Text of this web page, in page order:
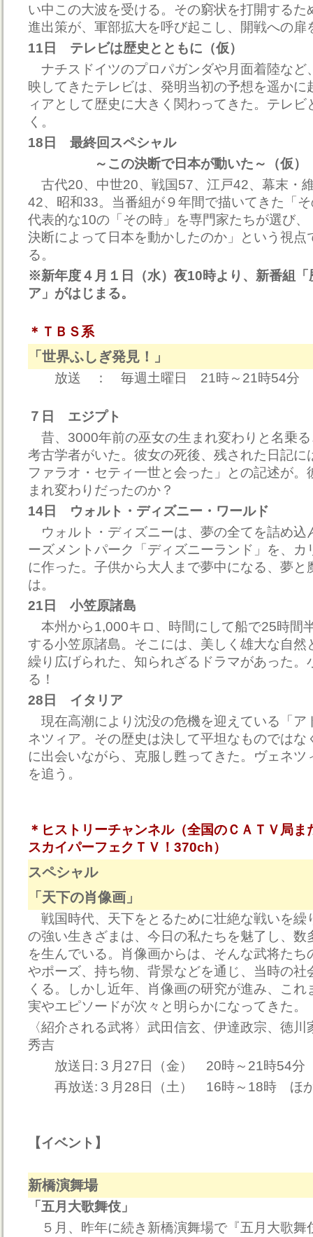
い中この大波を受ける。その窮状を打開するた
進出策が、軍部拡大を呼び起こし、開戦への扉
11日 テレビは歴史とともに（仮）
ナチスドイツのプロパガンダや月面着陸など
映してきたテレビは、発明当初の予想を遥かに
ィアとして歴史に大きく関わってきた。テレ
く。
18日 最終回スペシャル
～この決断で日本が動いた～（仮）
古代20、中世20、戦国57、江戸42、幕末・
42、昭和33。当番組が９年間で描いてきた「
代表的な10の「その時」を専門家たちが選び
決断によって日本を動かしたのか」という視点
る。
※新年度４月１日（水）夜10時より、新番組「
ア」がはじまる。
＊ＴＢＳ系
「世界ふしぎ発見！」
放送 ： 毎週土曜日 21時～21時54分
７日 エジプト
昔、3000年前の巫女の生まれ変わりと名乗
考古学者がいた。彼女の死後、残された日記に
ファラオ・セティ一世と会った」との記述が。
まれ変わりだったのか？
14日 ウォルト・ディズニー・ワールド
ウォルト・ディズニーは、夢の全てを詰め込
ーズメントパーク「ディズニーランド」を、カ
に作った。子供から大人まで夢中になる、夢と
は。
21日 小笠原諸島
本州から1,000キロ、時間にして船で25時間
する小笠原諸島。そこには、美しく雄大な自然
繰り広げられた、知られざるドラマがあった。
る！
28日 イタリア
現在高潮により沈没の危機を迎えている「ア
ネツィア。その歴史は決して平坦なものではな
に出会いながら、克服し甦ってきた。ヴェネ
を追う。
＊ヒストリーチャンネル（全国のＣＡＴＶ局
スカイパーフェクＴＶ！370ch）
スペシャル
「天下の肖像画」
戦国時代、天下をとるために壮絶な戦いを繰
の強い生きざまは、今日の私たちを魅了し、数
を生んでいる。肖像画からは、そんな武将たち
やポーズ、持ち物、背景などを通じ、当時の社
くる。しかし近年、肖像画の研究が進み、こ
実やエピソードが次々と明らかになってきた。
〈紹介される武将〉武田信玄、伊達政宗、徳
秀吉
放送日:３月27日（金） 20時～21時54分
再放送:３月28日（土） 16時～18時 ほ
【イベント】
新橋演舞場
「五月大歌舞伎」
５月、昨年に続き新橋演舞場で『五月大歌舞